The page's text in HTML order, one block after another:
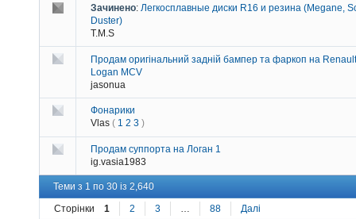
Зачинено: Легкосплавные диски R16 и резина (Megane,
Duster)
T.M.S
Продам оригінальний задній бампер та фаркоп на
Logan MCV
jasonua
Фонарики
Vlas ( 1 2 3 )
Продам суппорта на Логан 1
ig.vasia1983
Теми з 1 по 30 із 2,640
Сторінки
1 2 3 88 Далі